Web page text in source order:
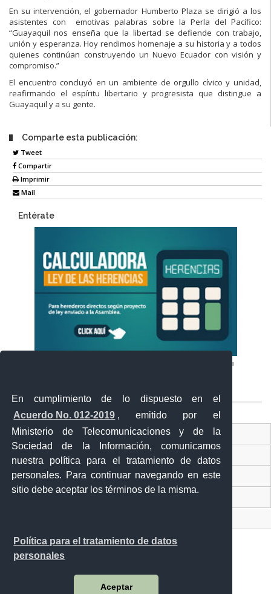
En cumplimiento de lo dispuesto en el
Acuerdo No. 012-2019 , emitido por el
Ministerio de Telecomunicaciones y de la
Sociedad de la Información, comunicamos
nuestra política para el tratamiento de datos
personales. Para continuar navegando en este
sitio debe aceptar los términos de la misma.
Política para el tratamiento de datos
personales
Aceptar
En su intervención, el gobernador Humberto Plaza se dirigió a los
asistentes con emotivas palabras sobre la Perla del Pacífico:
“Guayaquil nos enseña que la libertad se defiende con trabajo,
unión y esperanza. Hoy rendimos homenaje a su historia y a todos
quienes continúan construyendo un Nuevo Ecuador con visión y
compromiso.”
El encuentro concluyó en un ambiente de orgullo cívico y unidad,
reafirmando el espíritu libertario y progresista que distingue a
Guayaquil y a su gente.
Comparte esta publicación:
Tweet
Compartir
Imprimir
Mail
Entérate
Ventanilla Única Virtual
Ventanilla Única de Comercio Exterior
Gobierno Abierto
Malecón y Aguirre